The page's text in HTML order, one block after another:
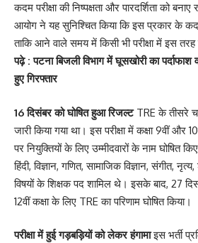
कदम परीक्षा की निष्पक्षता और पारदर्शिता को
आयोग ने यह सुनिश्चित किया कि इस प्रकार के
ताकि आने वाले समय में किसी भी परीक्षा में इस
पढ़े : पटना बिजली विभाग में घूसखोरी का पर्दाफाश
हुए गिरफ्तार
16 दिसंबर को घोषित हुआ रिजल्टTRE के तीसरे
जारी किया गया था। इस परीक्षा में कक्षा 9वीं और
पर नियुक्तियों के लिए उम्मीदवारों के नाम घोषित
हिंदी, विज्ञान, गणित, सामाजिक विज्ञान, संगीत,
विषयों के शिक्षक पद शामिल थे। इसके बाद, 27
12वीं कक्षा के लिए TRE का परिणाम घोषित किया।
परीक्षा में हुई गड़बड़ियों को लेकर हंगामाइस भर्ती